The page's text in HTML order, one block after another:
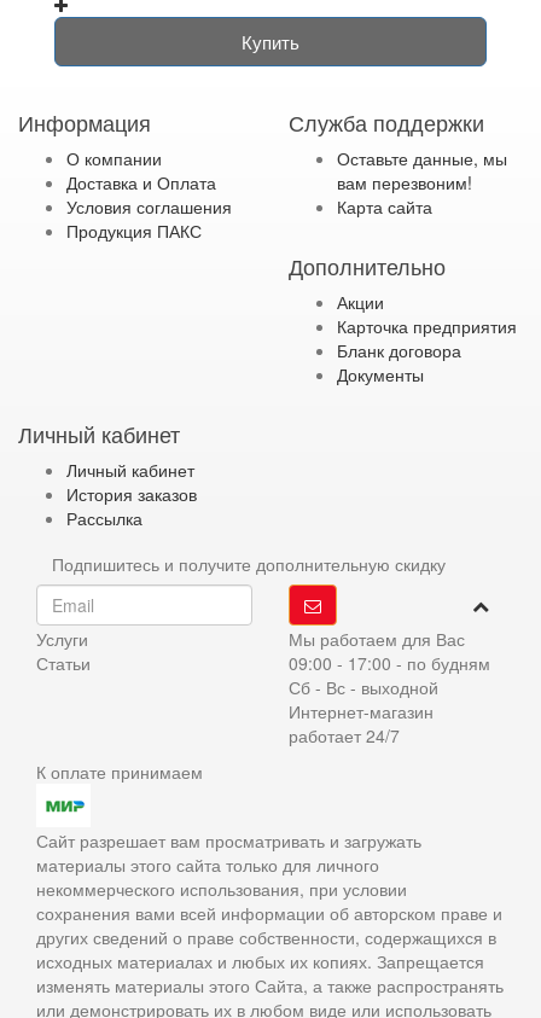
Купить
Информация
О компании
Доставка и Оплата
Условия соглашения
Продукция ПАКС
Служба поддержки
Оставьте данные, мы
вам перезвоним!
Карта сайта
Дополнительно
Акции
Карточка предприятия
Бланк договора
Документы
Личный кабинет
Личный кабинет
История заказов
Рассылка
Подпишитесь и получите дополнительную скидку
Услуги
Статьи
Мы работаем для Вас
09:00 - 17:00 - по будням
Сб - Вс - выходной
Интернет-магазин
работает 24/7
К оплате принимаем
Сайт разрешает вам просматривать и загружать
материалы этого сайта только для личного
некоммерческого использования, при условии
сохранения вами всей информации об авторском праве и
других сведений о праве собственности, содержащихся в
исходных материалах и любых их копиях. Запрещается
изменять материалы этого Сайта, а также распространять
или демонстрировать их в любом виде или использовать